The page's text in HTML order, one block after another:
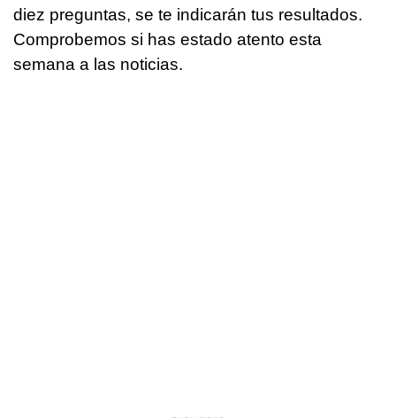
diez preguntas, se te indicarán tus resultados.
Comprobemos si has estado atento esta
semana a las noticias.